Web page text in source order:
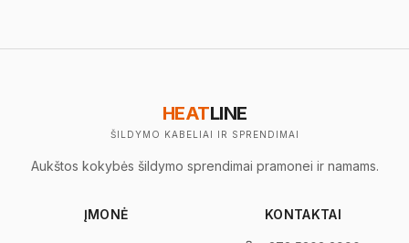
HEATLINE
ŠILDYMO KABELIAI IR SPRENDIMAI
Aukštos kokybės šildymo sprendimai pramonei ir namams.
ĮMONĖ KONTAKTAI